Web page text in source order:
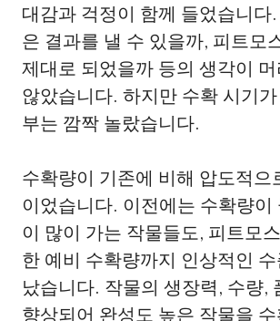
대감과 걱정이 함께 들었습니다
은 결과를 낼 수 있을까, 피트모
제대로 되었을까 등의 생각이
않았습니다. 하지만 수확 시기
부는 깜짝 놀랐습니다.
수확량이 기존에 비해 압도적으
이었습니다. 이전에는 수확량이
이 많이 가는 작물들도, 피트모
한 예비 수확량까지 인상적인
났습니다. 작물의 생장력, 수량,
향상되어 완성도 높은 작물을